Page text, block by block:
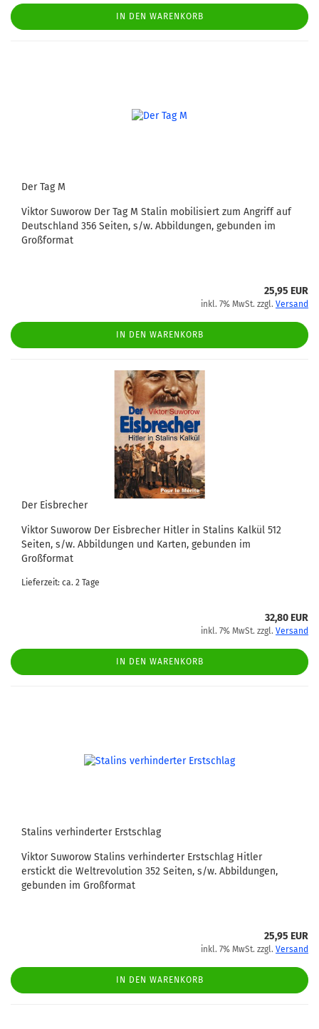
IN DEN WARENKORB
Der Tag M
Viktor Suworow Der Tag M Stalin mobilisiert zum Angriff auf
Deutschland 356 Seiten, s/w. Abbildungen, gebunden im
Großformat
25,95 EUR
inkl. 7% MwSt. zzgl. Versand
IN DEN WARENKORB
Der Eisbrecher
Viktor Suworow Der Eisbrecher Hitler in Stalins Kalkül 512
Seiten, s/w. Abbildungen und Karten, gebunden im
Großformat
Lieferzeit: ca. 2 Tage
32,80 EUR
inkl. 7% MwSt. zzgl. Versand
IN DEN WARENKORB
Stalins verhinderter Erstschlag
Viktor Suworow Stalins verhinderter Erstschlag Hitler
erstickt die Weltrevolution 352 Seiten, s/w. Abbildungen,
gebunden im Großformat
25,95 EUR
inkl. 7% MwSt. zzgl. Versand
IN DEN WARENKORB